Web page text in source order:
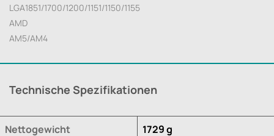
LGA1851/1700/1200/1151/1150/1155
AMD
AM5/AM4
Technische Spezifikationen
Nettogewicht
1729 g